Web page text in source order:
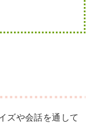
ズや会話を通して